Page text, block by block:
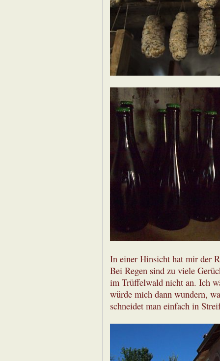
In einer Hinsicht hat mir der
Bei Regen sind zu viele
im Trüffelwald nicht an. Ich
würde mich dann wundern,
schneidet man einfach in